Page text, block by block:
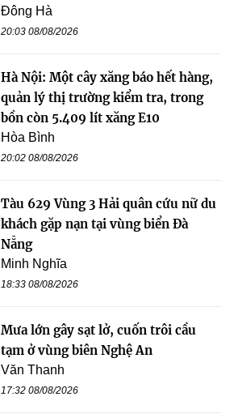
Đông Hà
20:03 08/08/2026
Hà Nội: Một cây xăng báo hết hàng,
quản lý thị trường kiểm tra, trong
bồn còn 5.409 lít xăng E10
Hòa Bình
20:02 08/08/2026
Tàu 629 Vùng 3 Hải quân cứu nữ du
khách gặp nạn tại vùng biển Đà
Nẵng
Minh Nghĩa
18:33 08/08/2026
Mưa lớn gây sạt lở, cuốn trôi cầu
tạm ở vùng biên Nghệ An
Văn Thanh
17:32 08/08/2026